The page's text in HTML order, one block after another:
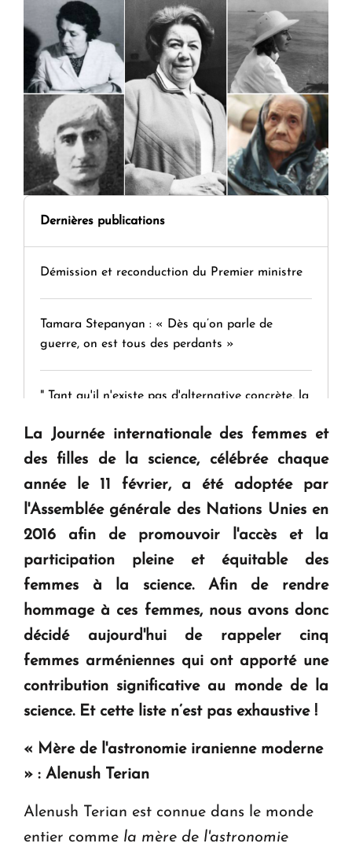
Dernières publications
Démission et reconduction du Premier ministre
Tamara Stepanyan : « Dès qu’on parle de
guerre, on est tous des perdants »
" Tant qu'il n'existe pas d'alternative concrète, la
KASA : 30 ans d'audace, de résilience et d'avenir
en Arménie
Le premier hôtel Hyatt Regency d'Arménie
ouvrira ses portes à Dilijan
La Journée internationale des femmes et
des filles de la science, célébrée chaque
année le 11 février, a été adoptée par
l'Assemblée générale des Nations Unies en
2016 afin de promouvoir l'accès et la
participation pleine et équitable des
femmes à la science. Afin de rendre
hommage à ces femmes, nous avons donc
décidé aujourd'hui de rappeler cinq
femmes arméniennes qui ont apporté une
contribution significative au monde de la
science. Et cette liste n’est pas exhaustive !
« Mère de l'astronomie iranienne moderne
» : Alenush Terian
Alenush Terian est connue dans le monde
entier comme la mère de l'astronomie